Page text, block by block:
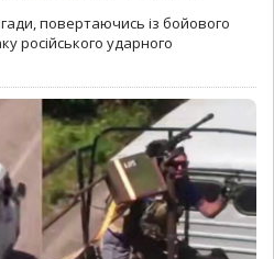
повертаючись із бойового
російського ударного